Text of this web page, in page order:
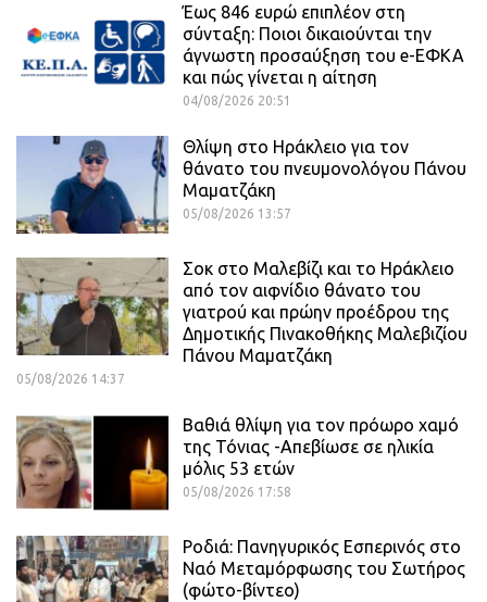
Έως 846 ευρώ επιπλέον στη
σύνταξη: Ποιοι δικαιούνται την
άγνωστη προσαύξηση του e-ΕΦΚΑ
και πώς γίνεται η αίτηση
04/08/2026 20:51
Θλίψη στο Ηράκλειο για τον
θάνατο του πνευμονολόγου Πάνου
Μαματζάκη
05/08/2026 13:57
Σοκ στο Μαλεβίζι και το Ηράκλειο
από τον αιφνίδιο θάνατο του
γιατρού και πρώην προέδρου της
Δημοτικής Πινακοθήκης Μαλεβιζίου
Πάνου Μαματζάκη
05/08/2026 14:37
Βαθιά θλίψη για τον πρόωρο χαμό
της Τόνιας -Απεβίωσε σε ηλικία
μόλις 53 ετών
05/08/2026 17:58
Ροδιά: Πανηγυρικός Εσπερινός στο
Ναό Μεταμόρφωσης του Σωτήρος
(φώτο-βίντεο)